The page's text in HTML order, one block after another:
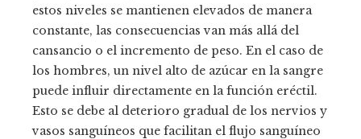
estos niveles se mantienen elevados de manera
constante, las consecuencias van más allá del
cansancio o el incremento de peso. En el caso de
los hombres, un nivel alto de azúcar en la sangre
puede influir directamente en la función eréctil.
Esto se debe al deterioro gradual de los nervios y
vasos sanguíneos que facilitan el flujo sanguíneo